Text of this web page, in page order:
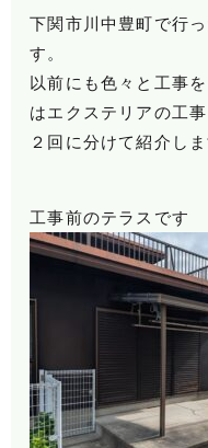
下関市川中豊町で行
す。
以前にも色々と工事
はエクステリアの工
２回に分けて紹介しま
工事前のテラスです